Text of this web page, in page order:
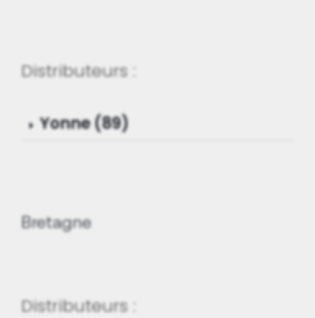
Distributeurs :
Yonne (89)
Bretagne
Distributeurs :